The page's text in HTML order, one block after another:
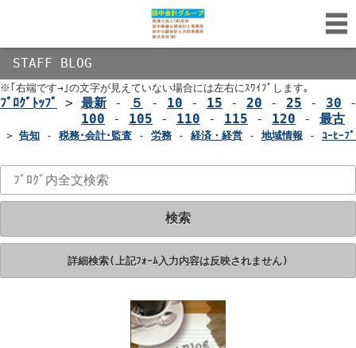
STAFF BLOG
※｢右端です→｣の文字が見えていない場合には左右にｽﾜｲﾌﾟします｡
ﾌﾞﾛｸﾞﾄｯﾌﾟ > 最新 - ５ - 10 - 15 - 20 - 25 - 30
100 - 105 - 110 - 115 - 120 - 最古
> 告知 - 税務･会計･監査 - 労務 - 経済・経営 - 地域情報 - ｺｰﾋｰﾌ
検索
詳細検索(上記ﾌｫｰﾑ入力内容は反映されません)